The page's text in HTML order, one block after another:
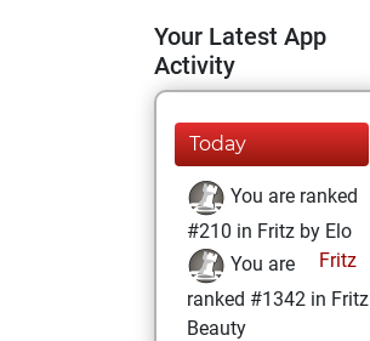
Your Latest App
Activity
Today
You are ranked
#210 in Fritz by Elo
Fritz
You are
ranked #1342 in Fritz
Beauty